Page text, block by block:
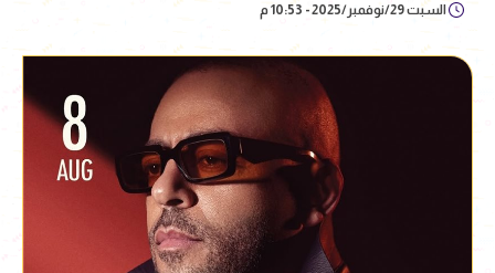
السبت 29/نوفمبر/2025 - 10:53 م